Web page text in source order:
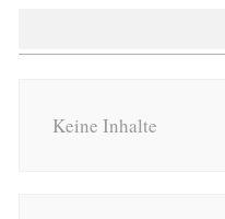
Keine Inhalte